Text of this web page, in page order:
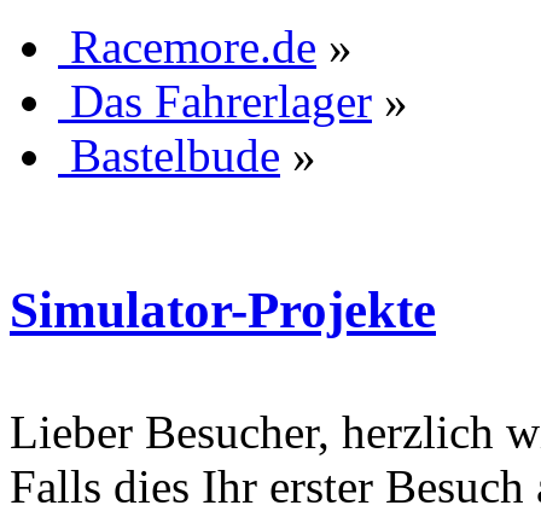
Racemore.de »
Das Fahrerlager »
Bastelbude »
Simulator-Projekte
Lieber Besucher, herzlich
Falls dies Ihr erster